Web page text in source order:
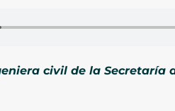
civil de la Secretaría